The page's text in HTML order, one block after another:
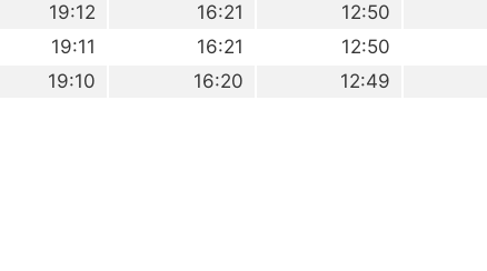
12:50
16:21
19:12
12:50
16:21
19:11
12:49
16:20
19:10